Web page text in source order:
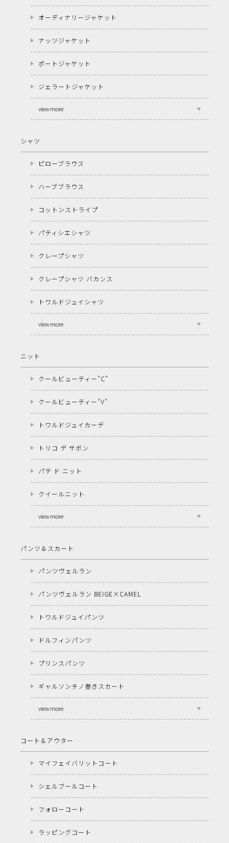
オーディナリージャケット
ナッツジャケット
ポートジャケット
ジェラートジャケット
view more
シャツ
ピローブラウス
ハーブブラウス
コットンストライプ
パティシエシャツ
クレープシャツ
クレープシャツ バカンス
トワルドジュイシャツ
view more
ニット
クールビューティー"C"
クールビューティー"V"
トワルドジュイカーデ
トリコ デ サボン
パテ ド ニット
クイールニット
view more
パンツ＆スカート
パンツヴェルラン
パンツヴェルラン BEIGE×CAMEL
トワルドジュイパンツ
ドルフィンパンツ
プリンスパンツ
ギャルソンチノ巻きスカート
view more
コート＆アウター
マイフェイバリットコート
シェルブールコート
フォローコート
ラッピングコート